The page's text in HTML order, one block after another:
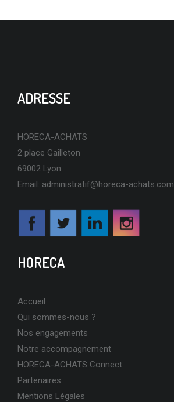
ADRESSE
HORECA-ACHATS
2 place Gailleton
69002 Lyon
Email: administratif@horeca-achats.com
HORECA
Accueil
Qui sommes-nous ?
Nos engagements
Notre accompagnement
HORECA-ACHATS Connect
Partenaires
Mentions Légales